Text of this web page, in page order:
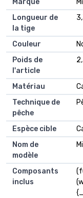
Longueur de
la tige
Couleur
Poids de
l'article
Matériau
Technique de
pêche
Espèce cible
Nom de
modèle
Composants
inclus